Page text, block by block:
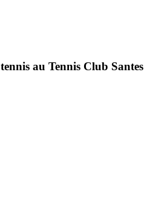
tennis au Tennis Club Santes